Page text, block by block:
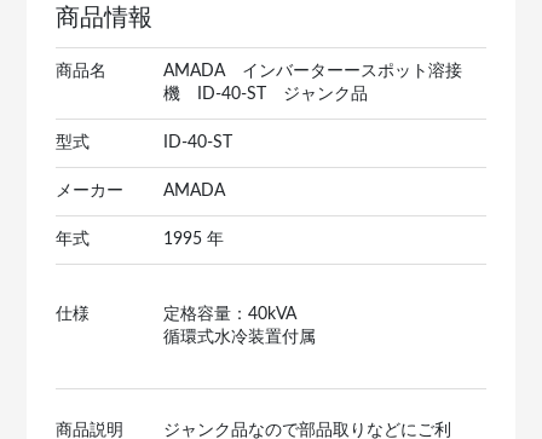
商品情報
商品名
AMADA インバーターースポット溶接
機 ID-40-ST ジャンク品
型式 ID-40-ST
メーカー AMADA
年式 1995 年
仕様
定格容量：40kVA
循環式水冷装置付属
商品説明 ジャンク品なので部品取りなどにご利